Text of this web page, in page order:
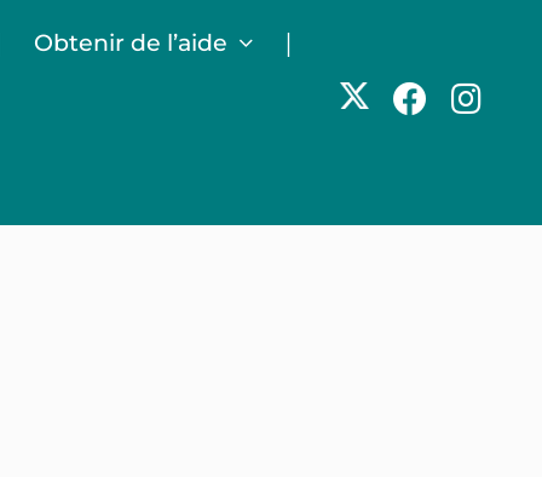
Obtenir de l’aide |